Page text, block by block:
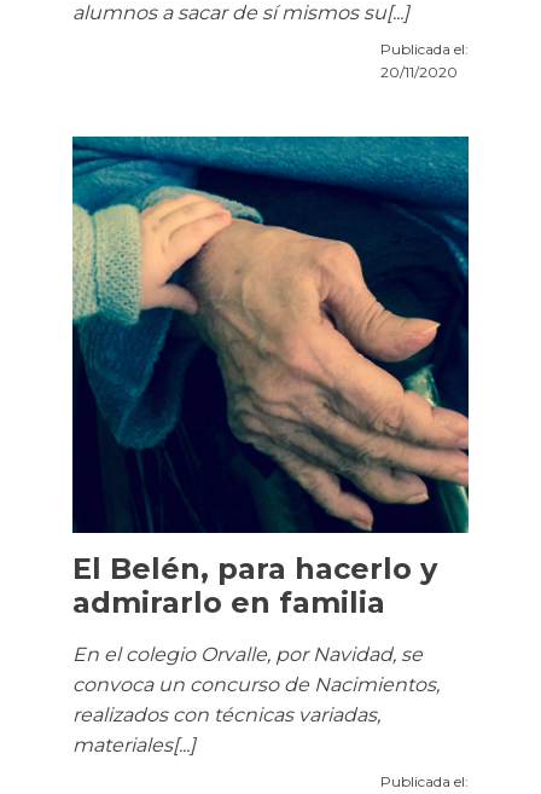
alumnos a sacar de sí mismos su[...]
Publicada el:
20/11/2020
El Belén, para hacerlo y
admirarlo en familia
En el colegio Orvalle, por Navidad, se
convoca un concurso de Nacimientos,
realizados con técnicas variadas,
materiales[...]
Publicada el: